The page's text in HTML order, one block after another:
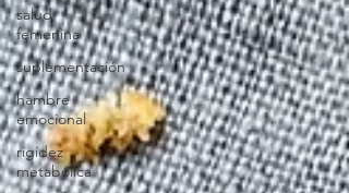
salud
femenina
suplementación
hambre
emocional
rigidez
metabólica